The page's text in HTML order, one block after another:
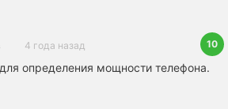
4 года назад 10
определения мощности телефона.